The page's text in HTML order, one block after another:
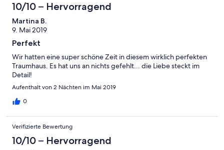
10/10 – Hervorragend
Martina B.
9. Mai 2019
Perfekt
Wir hatten eine super schöne Zeit in diesem wirklich perfekten
Traumhaus. Es hat uns an nichts gefehlt... die Liebe steckt im
Detail!
Aufenthalt von 2 Nächten im Mai 2019
0
Verifizierte Bewertung
10/10 – Hervorragend